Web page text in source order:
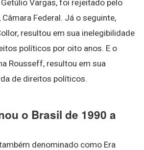
Vargas, foi rejeitado pelo
Câmara Federal. Já o seguinte,
resultou em sua inelegibilidade
políticos por oito anos. E o
Rousseff, resultou em sua
de direitos políticos.
o Brasil de 1990 a
denominado como Era